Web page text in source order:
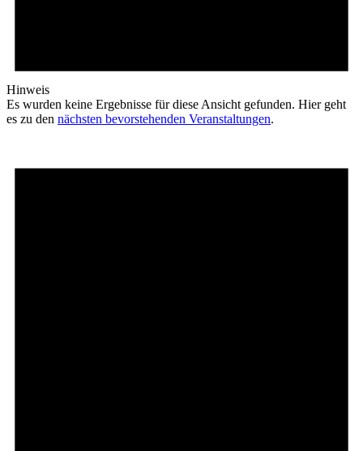
Hinweis
Es wurden keine Ergebnisse für diese Ansicht gefunden. Hier geht
es zu den nächsten bevorstehenden Veranstaltungen.